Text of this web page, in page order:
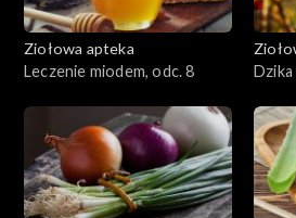
Ziołowa apteka
Leczenie miodem, odc. 8
Dzika